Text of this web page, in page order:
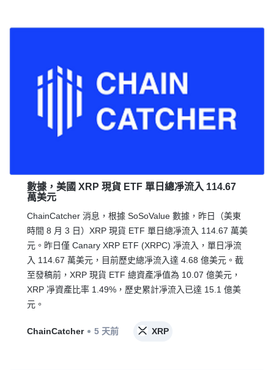
數據，美國 XRP 現貨 ETF 單日總凈流入 114.67
萬美元
ChainCatcher 消息，根據 SoSoValue 數據，昨日（美東
時間 8 月 3 日）XRP 現貨 ETF 單日總凈流入 114.67 萬美
元。昨日僅 Canary XRP ETF (XRPC) 凈流入，單日凈流
入 114.67 萬美元，目前歷史總凈流入達 4.68 億美元。截
至發稿前，XRP 現貨 ETF 總資產凈值為 10.07 億美元，
XRP 凈資產比率 1.49%，歷史累計凈流入已達 15.1 億美
元。
ChainCatcher 5 天前 XRP